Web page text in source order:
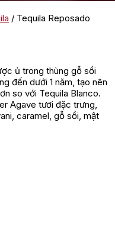
/ Tequila Reposado
ủ trong thùng gỗ sồi
đến dưới 1 năm, tạo nên
so với Tequila Blanco.
Agave tươi đặc trưng,
caramel, gỗ sồi, mật